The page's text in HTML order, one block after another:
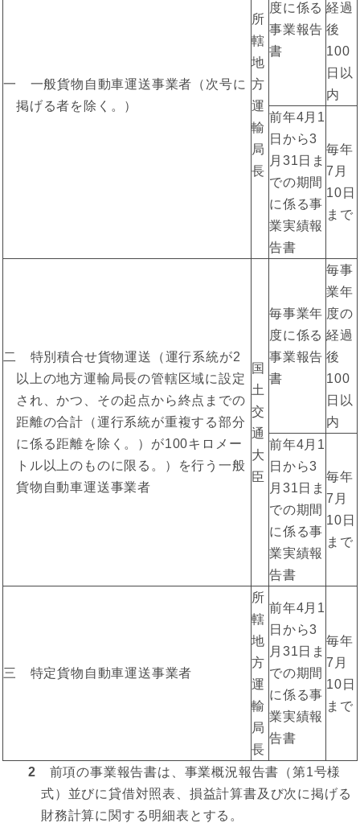
一 一般貨物自動車運送事業者（次号に
掲げる者を除く。）
所
轄
地
方
運
輸
局
長
度に係る
事業報告
書
経過
後
100
日以
内
前年4月1
日から3
月31日ま
での期間
に係る事
業実績報
告書
毎年
7月
10日
まで
二 特別積合せ貨物運送（運行系統が2
以上の地方運輸局長の管轄区域に設定
され、かつ、その起点から終点までの
距離の合計（運行系統が重複する部分
に係る距離を除く。）が100キロメー
トル以上のものに限る。）を行う一般
貨物自動車運送事業者
国
土
交
通
大
臣
毎事業年
度に係る
事業報告
書
毎事
業年
度の
経過
後
100
日以
内
前年4月1
日から3
月31日ま
での期間
に係る事
業実績報
告書
毎年
7月
10日
まで
三 特定貨物自動車運送事業者
所
轄
地
方
運
輸
局
長
前年4月1
日から3
月31日ま
での期間
に係る事
業実績報
告書
毎年
7月
10日
まで
2 前項の事業報告書は、事業概況報告書（第1号様
式）並びに貸借対照表、損益計算書及び次に掲げる
財務計算に関する明細表とする。